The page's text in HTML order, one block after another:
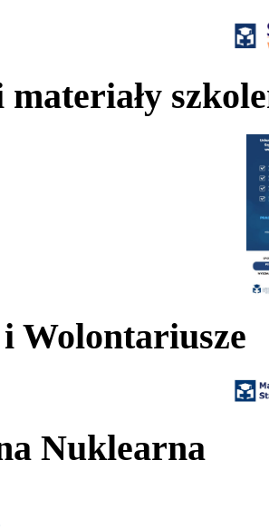
materiały
Wolontariusze
Nuklearna